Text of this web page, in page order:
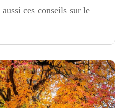
ces conseils sur le